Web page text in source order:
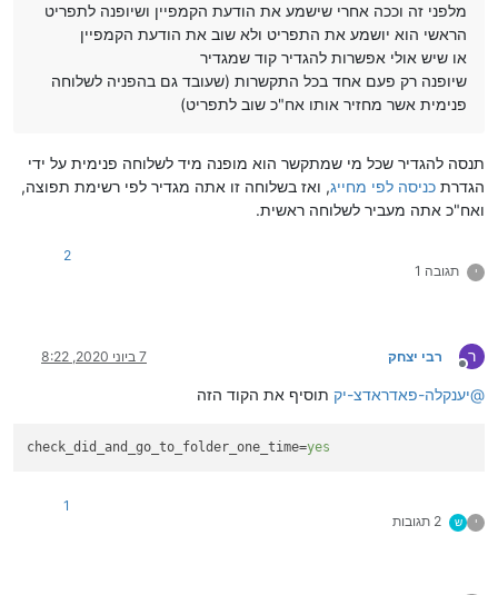
מלפני זה וככה אחרי שישמע את הודעת הקמפיין ושיופנה לתפריט
הראשי הוא יושמע את התפריט ולא שוב את הודעת הקמפיין
או שיש אולי אפשרות להגדיר קוד שמגדיר
שיופנה רק פעם אחד בכל התקשרות (שעובד גם בהפניה לשלוחה
פנימית אשר מחזיר אותו אח"כ שוב לתפריט)
תנסה להגדיר שכל מי שמתקשר הוא מופנה מיד לשלוחה פנימית על ידי
הגדרת כניסה לפי מחייג, ואז בשלוחה זו אתה מגדיר לפי רשימת תפוצה,
ואח"כ אתה מעביר לשלוחה ראשית.
י תגובה 1
2
ר
מנותק
רבי יצחק 7 ביוני 2020, 8:22
@יענקלה-פאדראדצ-יק תוסיף את הקוד הזה
check_did_and_go_to_folder_one_time=yes
י ש 2 תגובות
1